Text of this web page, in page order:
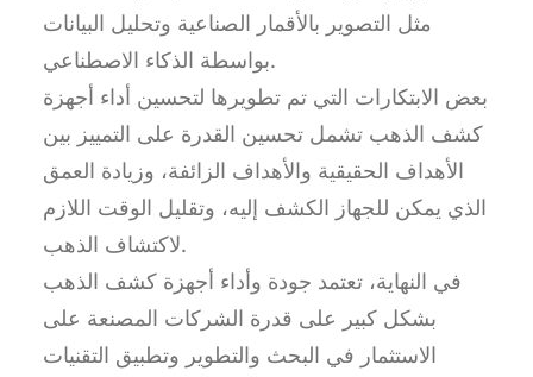
مثل التصوير بالأقمار الصناعية وتحليل البيانات
بواسطة الذكاء الاصطناعي.
بعض الابتكارات التي تم تطويرها لتحسين أداء أجهزة
كشف الذهب تشمل تحسين القدرة على التمييز بين
الأهداف الحقيقية والأهداف الزائفة، وزيادة العمق
الذي يمكن للجهاز الكشف إليه، وتقليل الوقت اللازم
لاكتشاف الذهب.
في النهاية، تعتمد جودة وأداء أجهزة كشف الذهب
بشكل كبير على قدرة الشركات المصنعة على
الاستثمار في البحث والتطوير وتطبيق التقنيات